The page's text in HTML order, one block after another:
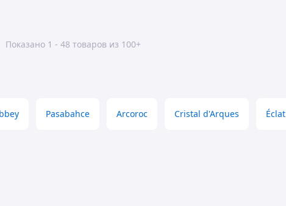
Показано 1 - 48 товаров из 100+
Pasabahce Arcoroc Cristal d'Arques Éclat